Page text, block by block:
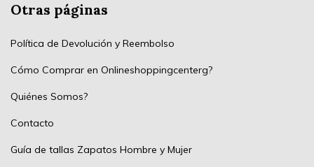
Otras páginas
Política de Devolución y Reembolso
Cómo Comprar en Onlineshoppingcenterg?
Quiénes Somos?
Contacto
Guía de tallas Zapatos Hombre y Mujer